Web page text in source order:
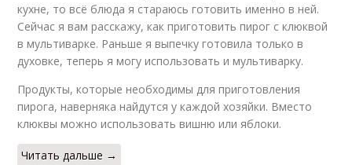
кухне, то всё блюда я стараюсь готовить именно в ней.
Сейчас я вам расскажу, как приготовить пирог с клюквой
в мультиварке. Раньше я выпечку готовила только в
духовке, теперь я могу использовать и мультиварку.
Продукты, которые необходимы для приготовления
пирога, наверняка найдутся у каждой хозяйки. Вместо
клюквы можно использовать вишню или яблоки.
Читать дальше →